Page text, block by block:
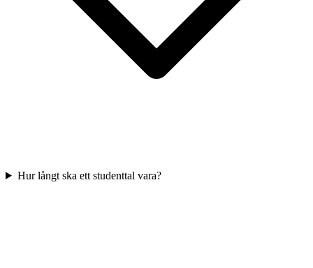
Hur långt ska ett studenttal vara?